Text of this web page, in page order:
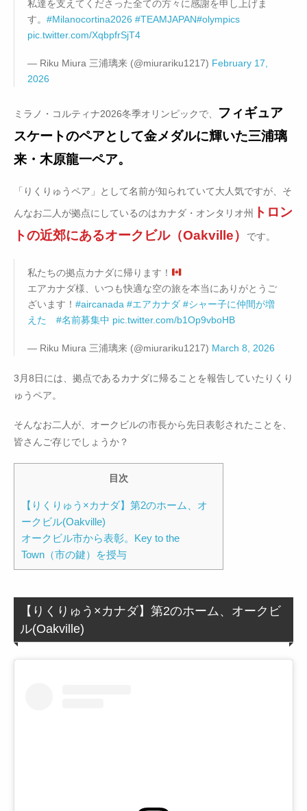
私達を支えてくださった全ての方々に感謝を申し上げま
す。 #Milanocortina2026 #TEAMJAPAN#olympics
pic.twitter.com/XqbpfrSjT4
— Riku Miura 三浦璃来 (@miurariku1217) February 17,
2026
ミラノ・コルティナ2026冬季オリンピックで、
フィギュア
スケートのペアとして金メダルに輝いた三浦璃
来・木原龍一ペア。
「りくりゅうペア」として名前が知られていて大人気ですが、そ
んなお二人が拠点にしているのはカナダ・オンタリオ州
トロン
トの近郊にあるオークビル（Oakville）
です。
私たちの拠点カナダに帰ります！
エアカナダ様、いつも快適な空の旅を本当にありがとうご
ざいます！ #aircanada #エアカナダ #シャー子に仲間が増
えた
#名前募集中 pic.twitter.com/b1Op9vboHB
— Riku Miura 三浦璃来 (@miurariku1217) March 8, 2026
3月8日には、拠点であるカナダに帰ることを報告していたりくり
ゅうペア。
そんなお二人が、オークビルの市長から先日表彰されたことを、
皆さんご存じでしょうか？
目次
【りくりゅう×カナダ】第2のホーム、オ
ークビル(Oakville)
オークビル市から表彰。Key to the
Town（市の鍵）を授与
【りくりゅう×カナダ】第2のホーム、オークビ
ル(Oakville)